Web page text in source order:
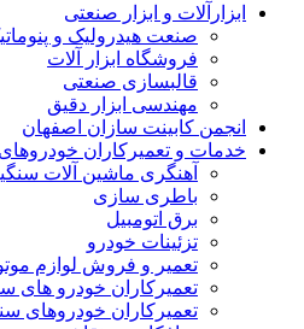
ابزارآلات و ابزار صنعتی
صنعت هیدرولیک و
فروشگاه ابزار آلات
قالبسازی صنعتی
مهندسی ابزار دقیق
انجمن کابینت سازان اصفهان
خدمات و تعمیرکاران
آهنگری ماشین آلات
باطری سازی
برق اتومبیل
تزئینات خودرو
تعمیر و فروش لوازم
تعمیرکاران خودرو های
تعمیرکاران خودروهای